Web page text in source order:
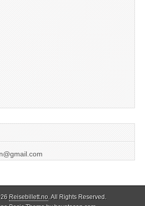
Reisebillett.no. All Rights Reserved.